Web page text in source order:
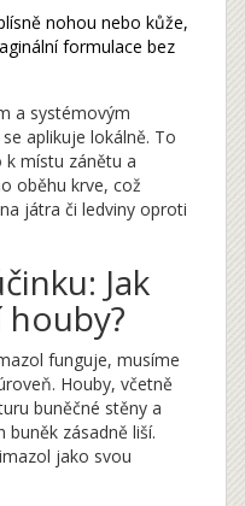
nohou nebo kůže,
formulace bez
a systémovým
aplikuje lokálně. To
místu zánětu a
oběhu krve, což
játra či ledviny oproti
Jak
funguje, musíme
Houby, včetně
buněčné stěny a
buněk zásadně liší.
jako svou